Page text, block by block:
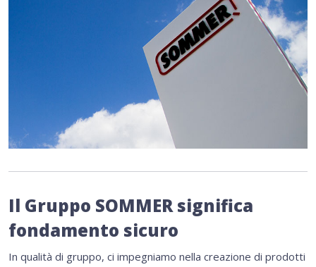
Il Gruppo SOMMER significa
fondamento sicuro
In qualità di gruppo, ci impegniamo nella creazione di prodotti